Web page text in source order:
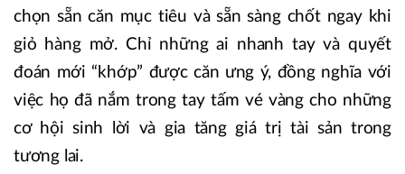
chọn sẵn căn mục tiêu và sẵn sàng chốt ngay khi
giỏ hàng mở. Chỉ những ai nhanh tay và quyết
đoán mới “khớp” được căn ưng ý, đồng nghĩa với
việc họ đã nắm trong tay tấm vé vàng cho những
cơ hội sinh lời và gia tăng giá trị tài sản trong
tương lai.